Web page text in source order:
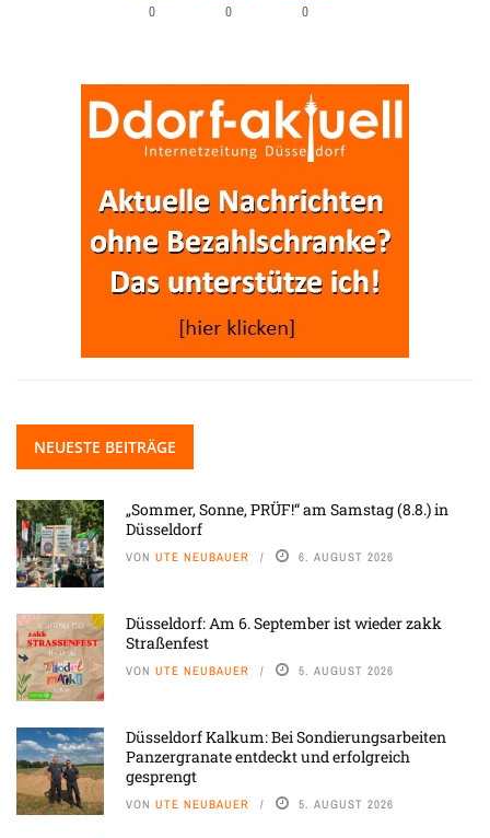
0 0 0
NEUESTE BEITRÄGE
„Sommer, Sonne, PRÜF!“ am Samstag (8.8.) in
Düsseldorf
VON UTE NEUBAUER 6. AUGUST 2026
Düsseldorf: Am 6. September ist wieder zakk
Straßenfest
VON UTE NEUBAUER 5. AUGUST 2026
Düsseldorf Kalkum: Bei Sondierungsarbeiten
Panzergranate entdeckt und erfolgreich
gesprengt
VON UTE NEUBAUER 5. AUGUST 2026